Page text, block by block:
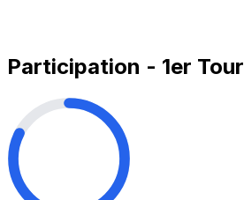
Participation - 1er Tour